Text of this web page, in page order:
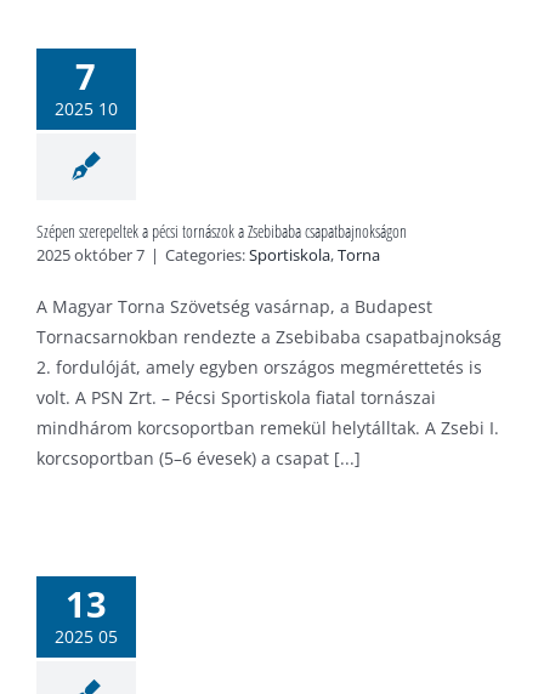
7
2025 10
a
Torna
Szépen szerepeltek a pécsi tornászok a Zsebibaba csapatbajnokságon
2025 október 7 | Categories:Sportiskola,Torna
A Magyar Torna Szövetség vasárnap, a Budapest
Tornacsarnokban rendezte a Zsebibaba csapatbajnokság
2. fordulóját, amely egyben országos megmérettetés is
volt. A PSN Zrt. – Pécsi Sportiskola fiatal tornászai
mindhárom korcsoportban remekül helytálltak. A Zsebi I.
korcsoportban (5–6 évesek) a csapat [...]
13
2025 05
helyezések
Torna